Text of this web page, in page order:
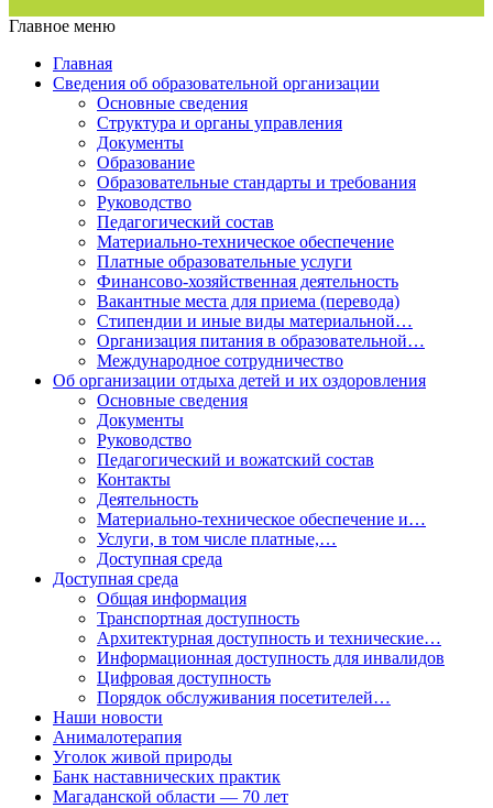
Главное меню
Главная
Сведения об образовательной организации
Основные сведения
Структура и органы управления
Документы
Образование
Образовательные стандарты и требования
Руководство
Педагогический состав
Материально-техническое обеспечение
Платные образовательные услуги
Финансово-хозяйственная деятельность
Вакантные места для приема (перевода)
Стипендии и иные виды материальной…
Организация питания в образовательной…
Международное сотрудничество
Об организации отдыха детей и их оздоровления
Основные сведения
Документы
Руководство
Педагогический и вожатский состав
Контакты
Деятельность
Материально-техническое обеспечение и…
Услуги, в том числе платные,…
Доступная среда
Доступная среда
Общая информация
Транспортная доступность
Архитектурная доступность и технические…
Информационная доступность для инвалидов
Цифровая доступность
Порядок обслуживания посетителей…
Наши новости
Анималотерапия
Уголок живой природы
Банк наставнических практик
Магаданской области — 70 лет